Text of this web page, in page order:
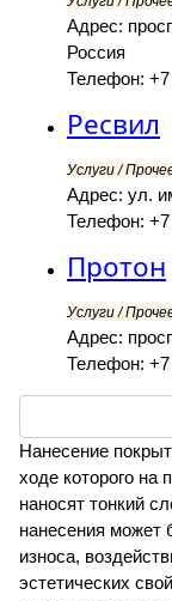
Адрес:
Россия
Телефон: +7
Ресвил
Услуги /
Адрес: ул.
Телефон: +7
Протон
Услуги /
Адрес:
Телефон: +7
Нанесение
ходе которого на
наносят тонкий
нанесения может
износа,
эстетических